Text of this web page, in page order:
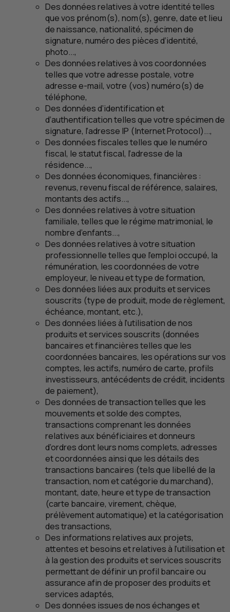
Des données relatives à votre identité telles
que vos prénom(s), nom(s), genre, date et lieu
de naissance, nationalité, spécimen de
signature, numéro des pièces d’identité,
photo...,
Des données relatives à vos coordonnées
telles que votre adresse postale, votre
adressee-mail, votre (vos) numéro(s) de
téléphone,
Des données d’identification et
d’authentification telles que votre spécimen de
signature, l’adresse IP (Internet Protocol)...,
Des données fiscales telles que le numéro
fiscal, le statut fiscal, l’adresse de la
résidence...,
Des données économiques, financières :
revenus, revenu fiscal de référence, salaires,
montants des actifs...,
Des données relatives à votre situation
familiale, telles que le régime matrimonial, le
nombre d’enfants...,
Des données relatives à votre situation
professionnelle telles que l’emploi occupé, la
rémunération, les coordonnées de votre
employeur, le niveau et type de formation,
Des données liées aux produits et services
souscrits (type de produit, mode de règlement,
échéance, montant, etc.),
Des données liées à l’utilisation de nos
produits et services souscrits (données
bancaires et financières telles que les
coordonnées bancaires, les opérations sur vos
comptes, les actifs, numéro de carte, profils
investisseurs, antécédents de crédit, incidents
de paiement),
Des données de transaction telles que les
mouvements et solde des comptes,
transactions comprenant les données
relatives aux bénéficiaires et donneurs
d’ordres dont leurs noms complets, adresses
et coordonnées ainsi que les détails des
transactions bancaires (tels que libellé de la
transaction, nom et catégorie du marchand),
montant, date, heure et type de transaction
(carte bancaire, virement, chèque,
prélèvement automatique) et la catégorisation
des transactions,
Des informations relatives aux projets,
attentes et besoins et relatives à l’utilisation et
à la gestion des produits et services souscrits
permettant de définir un profil bancaire ou
assurance afin de proposer des produits et
services adaptés,
Des données issues de nos échanges et